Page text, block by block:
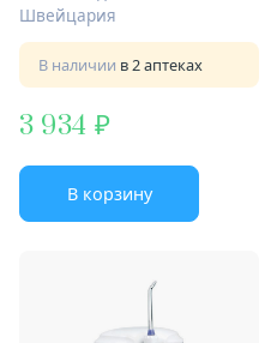
Швейцария
В наличии в 2 аптеках
3 934
В корзину